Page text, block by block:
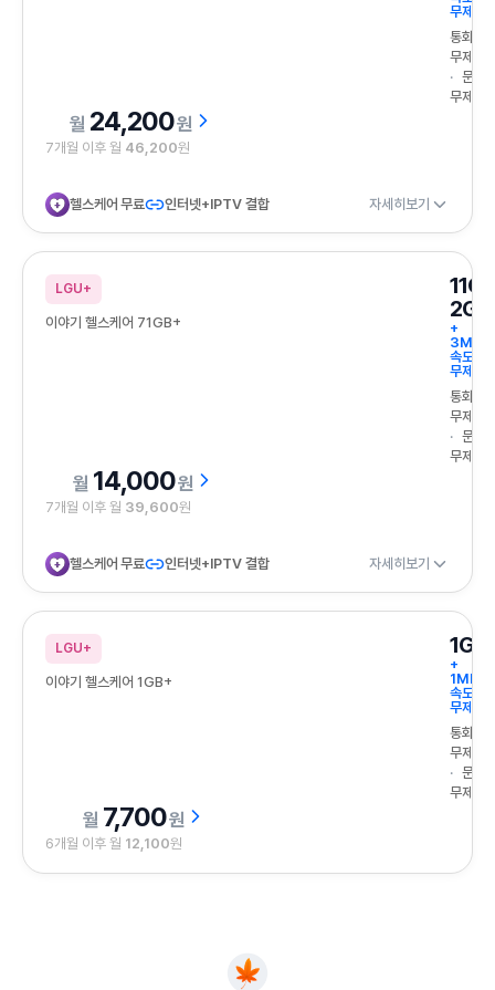
무제한
통화
무제한
문자
무제한
24,200원
7개월 이후 월 46,200원
헬스케어 무료 인터넷+IPTV 결합 자세히보기
LGU+
이야기 헬스케어 71GB+
2GB
+
속도
무제한
통화
무제한
문자
무제한
14,000원
7개월 이후 월 39,600원
헬스케어 무료 인터넷+IPTV 결합 자세히보기
LGU+
이야기 헬스케어 1GB+
1GB
+
1Mbps
속도
무제한
통화
무제한
문자
무제한
7,700원
6개월 이후 월 12,100원